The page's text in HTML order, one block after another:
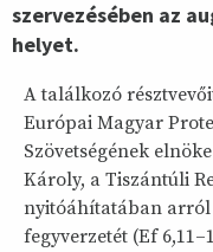
szervezésében az
helyet.
A találkozó
Európai Magyar
Szövetségének
Károly, a Tiszántúli
nyitóáhítatában arról
fegyverzetét (Ef